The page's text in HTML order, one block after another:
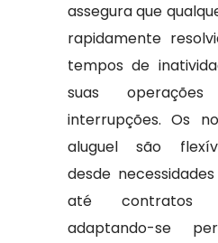
assegura que
rapidamente
tempos de
suas
interrupções. Os
aluguel são
desde
até contratos
adaptando-se